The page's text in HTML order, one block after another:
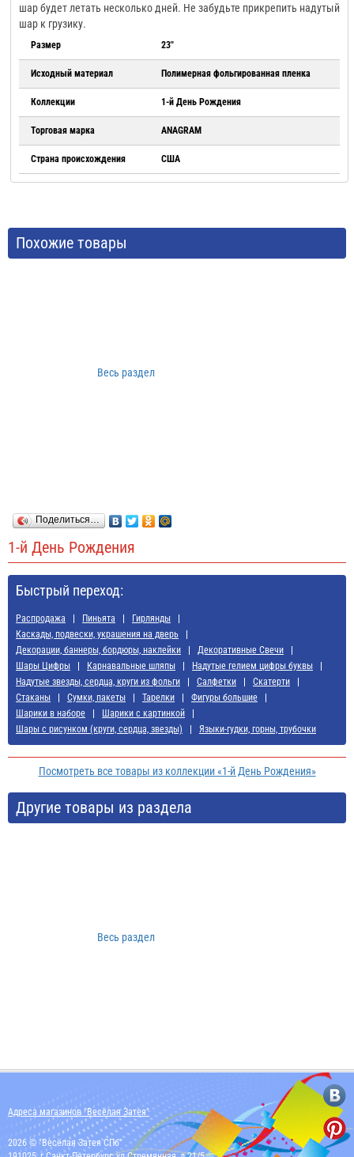
шар будет летать несколько дней. Не забудьте прикрепить надутый
шар к грузику.
Размер 23"
Исходный материал Полимерная фольгированная пленка
Коллекции 1-й День Рождения
Торговая марка ANAGRAM
Страна происхождения США
Похожие товары
Весь раздел
Поделиться…
1-й День Рождения
Быстрый переход:
Распродажа Пиньята
Гирлянды
Каскады, подвески, украшения на дверь
Декорации, баннеры, бордюры, наклейки
Декоративные Свечи
Шары Цифры
Карнавальные шляпы
Надутые гелием цифры буквы
Надутые звезды, сердца, круги из фольги
Салфетки
Скатерти
Стаканы
Сумки, пакеты Тарелки
Фигуры большие
Шарики в наборе
Шарики с картинкой
Шары с рисунком (круги, сердца, звезды)
Языки-гудки, горны, трубочки
Посмотреть все товары из коллекции «1-й День Рождения»
Другие товары из раздела
Весь раздел
Адреса магазинов "Весёлая Затея"
2026 © "Весёлая Затея СПб"